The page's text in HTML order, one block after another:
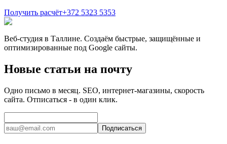
Получить расчёт+372 5323 5353
Веб-студия в Таллине. Создаём быстрые, защищённые и
оптимизированные под Google сайты.
Новые статьи на почту
Одно письмо в месяц. SEO, интернет-магазины, скорость
сайта. Отписаться - в один клик.
Подписаться